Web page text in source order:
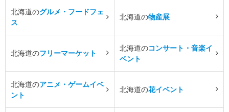
北海道のグルメ・フードフェ
ス
北海道の物産展
北海道のフリーマーケット
北海道のコンサート・音楽イ
ベント
北海道のアニメ・ゲームイベ
ント
北海道の花イベント